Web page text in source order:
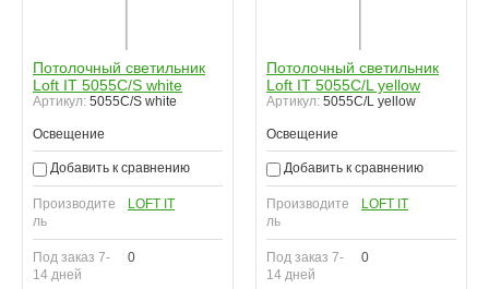
Потолочный светильник
Loft IT 5055C/S white
Артикул: 5055C/S white
Освещение
Добавить к сравнению
Производите
ль
LOFT IT
Под заказ 7-
14 дней
0
Потолочный светильник
Loft IT 5055C/L yellow
Артикул: 5055C/L yellow
Освещение
Добавить к сравнению
Производите
ль
LOFT IT
Под заказ 7-
14 дней
0